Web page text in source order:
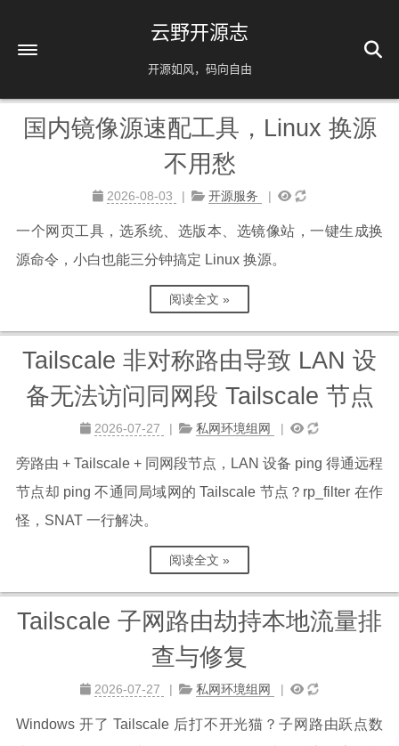
云野开源志
开源如风，码向自由
首页
友情链接
AI相关
镜像源速配
分类
免责声明
国内镜像源速配工具，Linux 换源
不用愁
2026-08-03 开源服务
一个网页工具，选系统、选版本、选镜像站，一键生成换
源命令，小白也能三分钟搞定 Linux 换源。
阅读全文 »
Tailscale 非对称路由导致 LAN 设
备无法访问同网段 Tailscale 节点
2026-07-27 私网环境组网
旁路由 + Tailscale + 同网段节点，LAN 设备 ping 得通远程
节点却 ping 不通同局域网的 Tailscale 节点？rp_filter 在作
怪，SNAT 一行解决。
阅读全文 »
Tailscale 子网路由劫持本地流量排
查与修复
2026-07-27 私网环境组网
Windows 开了 Tailscale 后打不开光猫？子网路由跃点数